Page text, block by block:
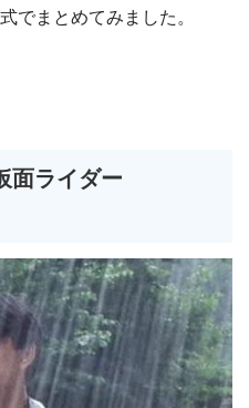
でまとめてみました。
面ライダー